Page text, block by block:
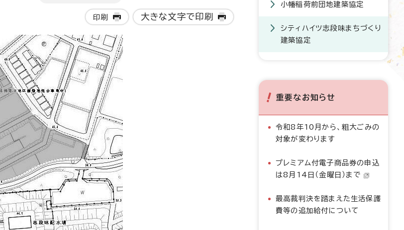
印刷 大きな文字で印刷
小幡稲荷前団地建築協定
シティハイツ志段味まちづくり
建築協定
重要なお知らせ
令和8年10月から、粗大ごみの
対象が変わります
プレミアム付電子商品券の申込
は8月14日（金曜日）まで
最高裁判決を踏まえた生活保護
費等の追加給付について